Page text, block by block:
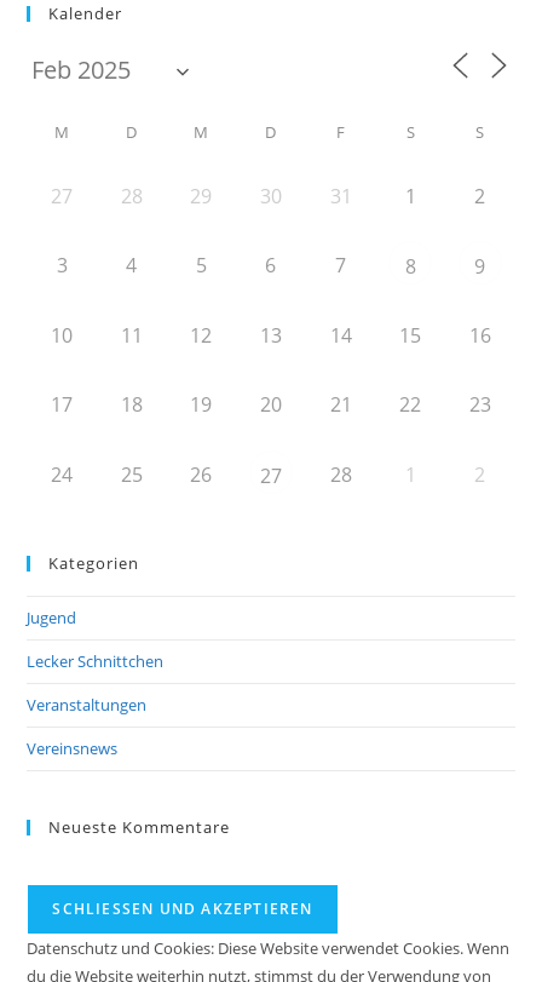
Kalender
M D M D F S S
27 28 29 30 31 1 2
3 4 5 6 7 8 9
10 11 12 13 14 15 16
17 18 19 20 21 22 23
24 25 26 27 28 1 2
Kategorien
Jugend
Lecker Schnittchen
Veranstaltungen
Vereinsnews
Neueste Kommentare
Datenschutz und Cookies: Diese Website verwendet Cookies. Wenn
du die Website weiterhin nutzt, stimmst du der Verwendung von